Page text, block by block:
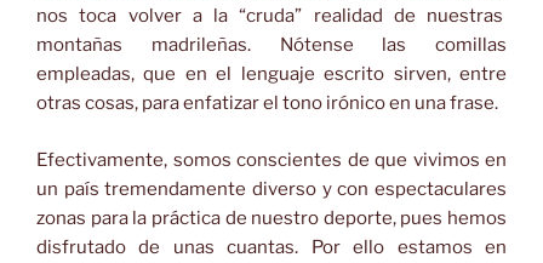
nos toca volver a la “cruda” realidad de nuestras
montañas madrileñas. Nótense las comillas
empleadas, que en el lenguaje escrito sirven, entre
otras cosas, para enfatizar el tono irónico en una frase.
Efectivamente, somos conscientes de que vivimos en
un país tremendamente diverso y con espectaculares
zonas para la práctica de nuestro deporte, pues hemos
disfrutado de unas cuantas. Por ello estamos en